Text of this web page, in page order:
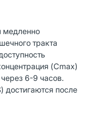
медленно
тракта
(Cmax)
6-9 часов.
достигаются после